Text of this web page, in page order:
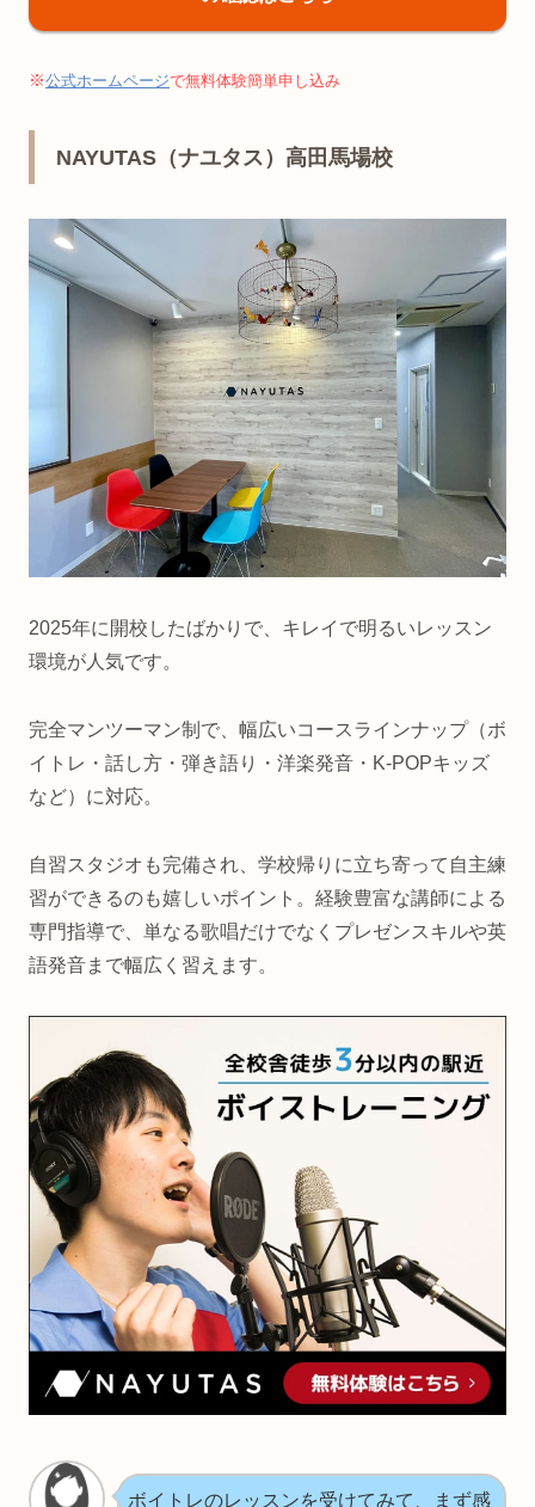
※公式ホームページで無料体験簡単申し込み
NAYUTAS（ナユタス）高田馬場校
2025年に開校したばかりで、キレイで明るいレッスン
環境が人気です。
完全マンツーマン制で、幅広いコースラインナップ（ボ
イトレ・話し方・弾き語り・洋楽発音・K‑POPキッズ
など）に対応。
自習スタジオも完備され、学校帰りに立ち寄って自主練
習ができるのも嬉しいポイント。経験豊富な講師による
専門指導で、単なる歌唱だけでなくプレゼンスキルや英
語発音まで幅広く習えます。
ボイトレのレッスンを受けてみて、まず感